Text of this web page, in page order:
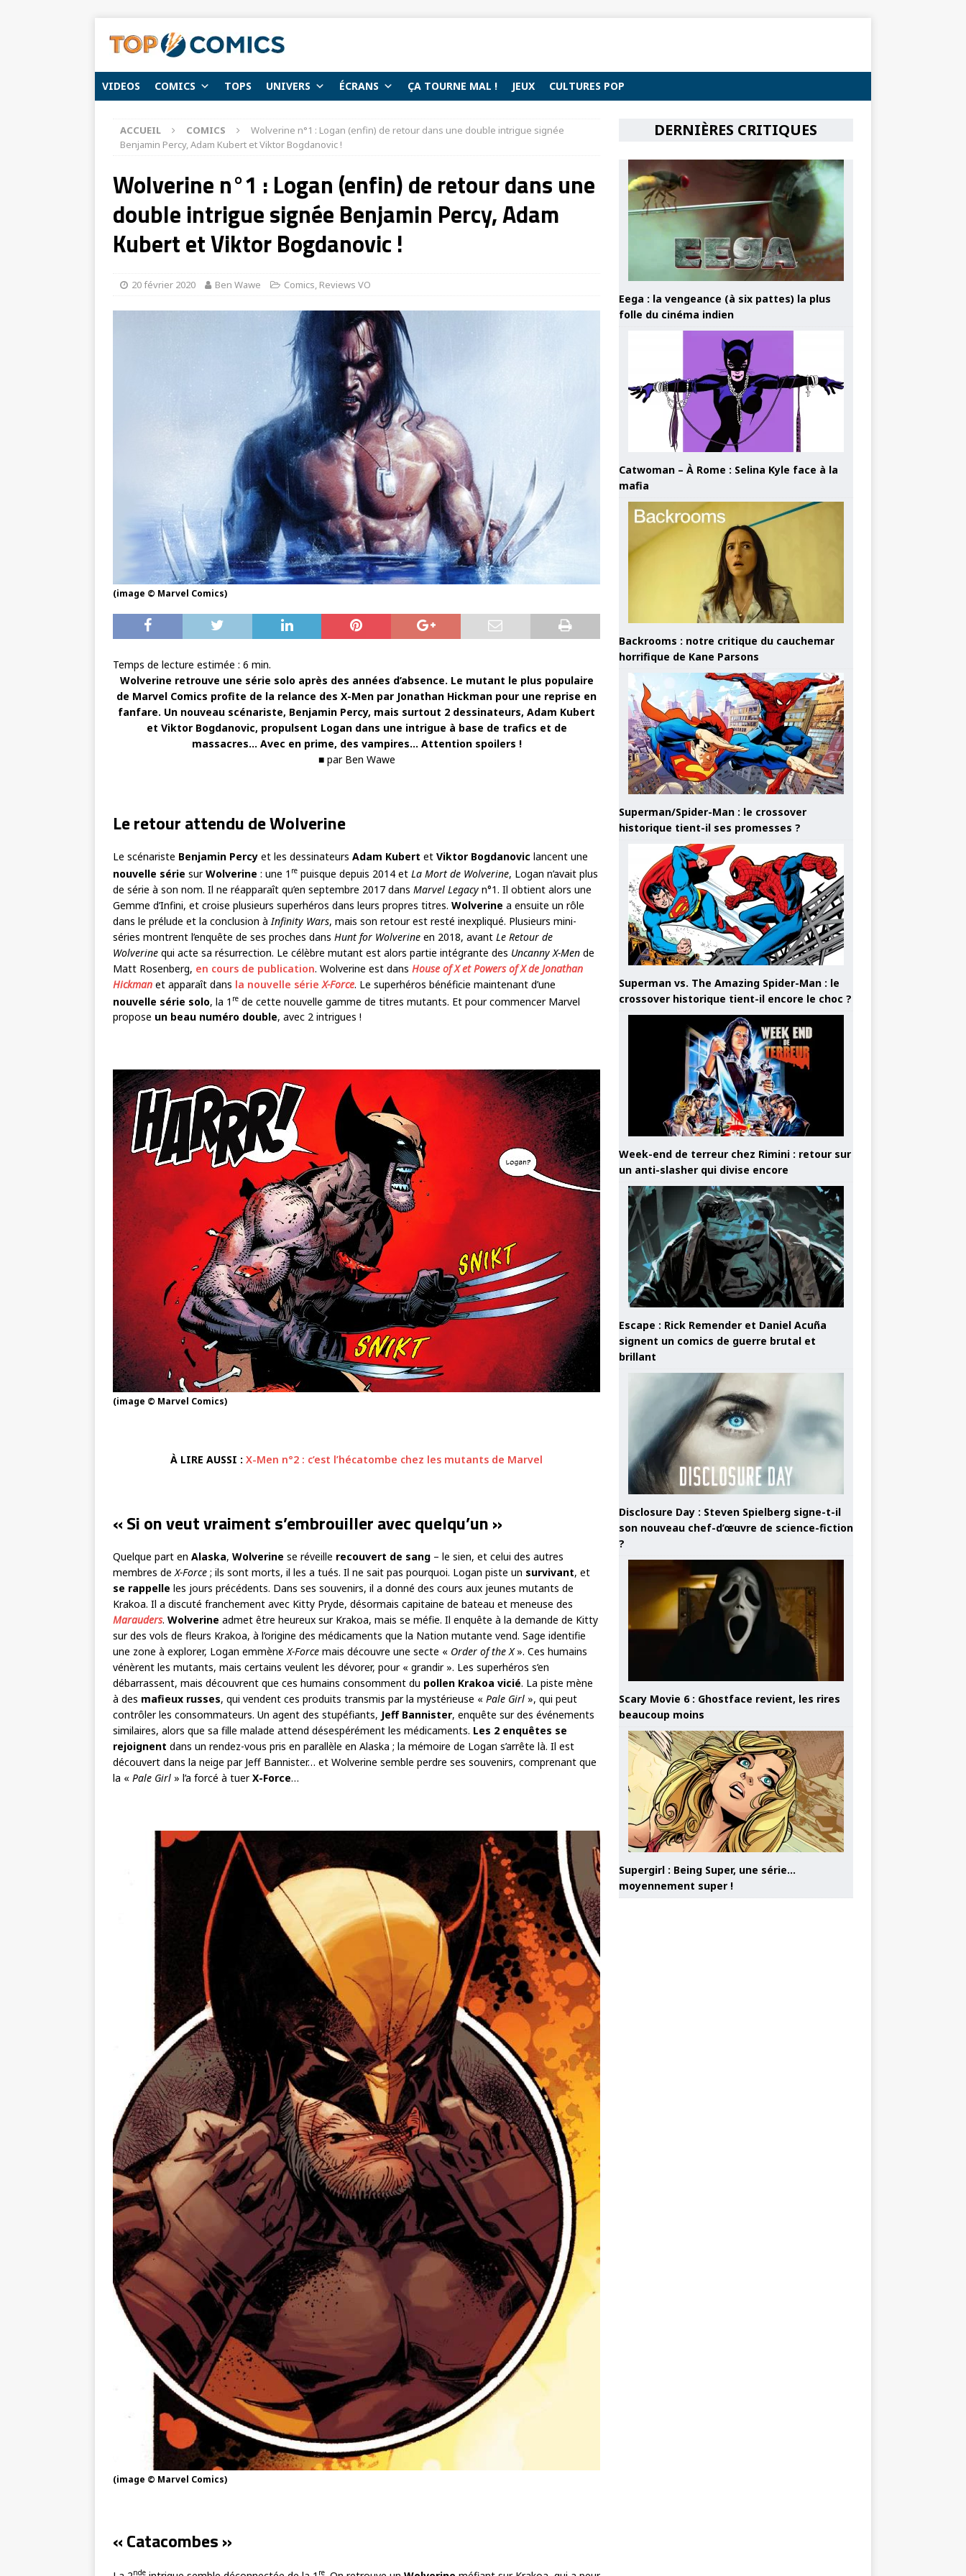
VIDEOS COMICS TOPS UNIVERS ÉCRANS ÇA TOURNE MAL ! JEUX CULTURES POP
ACCUEIL COMICS
Wolverine n°1 : Logan (enfin) de retour dans une double intrigue signée
Benjamin Percy, Adam Kubert et Viktor Bogdanovic !
Wolverine n°1 : Logan (enfin) de retour dans une
double intrigue signée Benjamin Percy, Adam
Kubert et Viktor Bogdanovic !
20 février 2020 Ben Wawe Comics, Reviews VO
(image © Marvel Comics)
Temps de lecture estimée : 6 min.
Wolverine retrouve une série solo après des années d’absence. Le mutant le plus populaire
de Marvel Comics profite de la relance des X-Men par Jonathan Hickman pour une reprise en
fanfare. Un nouveau scénariste, Benjamin Percy, mais surtout 2 dessinateurs, Adam Kubert
et Viktor Bogdanovic, propulsent Logan dans une intrigue à base de trafics et de
massacres… Avec en prime, des vampires… Attention spoilers !
■ par Ben Wawe
Le retour attendu de Wolverine
Le scénariste Benjamin Percy et les dessinateurs Adam Kubert et Viktor Bogdanovic lancent une
nouvelle série surWolverine : une 1 re puisque depuis 2014 et La Mort de Wolverine, Logan n’avait plus
de série à son nom. Il ne réapparaît qu’en septembre 2017 dans Marvel Legacy n°1. Il obtient alors une
Gemme d’Infini, et croise plusieurs superhéros dans leurs propres titres. Wolverine a ensuite un rôle
dans le prélude et la conclusion à Infinity Wars, mais son retour est resté inexpliqué. Plusieurs mini-
séries montrent l’enquête de ses proches dans Hunt for Wolverine en 2018, avant Le Retour de
Wolverine qui acte sa résurrection. Le célèbre mutant est alors partie intégrante des Uncanny X-Men de
Matt Rosenberg, en cours de publication. Wolverine est dans House of X et Powers of X de Jonathan
Hickman et apparaît dans la nouvelle série X-Force. Le superhéros bénéficie maintenant d’une
nouvelle série solo, la 1 re de cette nouvelle gamme de titres mutants. Et pour commencer Marvel
propose un beau numéro double, avec 2 intrigues !
(image © Marvel Comics)
À LIRE AUSSI : X-Men n°2 : c’est l’hécatombe chez les mutants de Marvel
« Si on veut vraiment s’embrouiller avec quelqu’un »
Quelque part en Alaska, Wolverine se réveille recouvert de sang – le sien, et celui des autres
membres deX-Force ; ils sont morts, il les a tués. Il ne sait pas pourquoi. Logan piste un survivant, et
se rappelle les jours précédents. Dans ses souvenirs, il a donné des cours aux jeunes mutants de
Krakoa. Il a discuté franchement avec Kitty Pryde, désormais capitaine de bateau et meneuse des
Marauders. Wolverine admet être heureux sur Krakoa, mais se méfie. Il enquête à la demande de Kitty
sur des vols de fleurs Krakoa, à l’origine des médicaments que la Nation mutante vend. Sage identifie
une zone à explorer, Logan emmèneX-Force mais découvre une secte « Order of the X». Ces humains
vénèrent les mutants, mais certains veulent les dévorer, pour « grandir ». Les superhéros s’en
débarrassent, mais découvrent que ces humains consomment du pollen Krakoa vicié. La piste mène
à des mafieux russes, qui vendent ces produits transmis par la mystérieuse « Pale Girl », qui peut
contrôler les consommateurs. Un agent des stupéfiants, Jeff Bannister, enquête sur des événements
similaires, alors que sa fille malade attend désespérément les médicaments. Les 2 enquêtes se
rejoignent dans un rendez-vous pris en parallèle en Alaska ; la mémoire de Logan s’arrête là. Il est
découvert dans la neige par Jeff Bannister… et Wolverine semble perdre ses souvenirs, comprenant que
la « Pale Girl » l’a forcé à tuerX-Force…
(image © Marvel Comics)
« Catacombes »
nde re
DERNIÈRES CRITIQUES
Eega : la vengeance (à six pattes) la plus
folle du cinéma indien
Catwoman – À Rome : Selina Kyle face à la
mafia
Backrooms : notre critique du cauchemar
horrifique de Kane Parsons
Superman/Spider-Man : le crossover
historique tient-il ses promesses ?
Superman vs. The Amazing Spider-Man : le
crossover historique tient-il encore le choc ?
Week-end de terreur chez Rimini : retour sur
un anti-slasher qui divise encore
Escape : Rick Remender et Daniel Acuña
signent un comics de guerre brutal et
brillant
Disclosure Day : Steven Spielberg signe-t-il
son nouveau chef-d’œuvre de science-fiction
?
Scary Movie 6 : Ghostface revient, les rires
beaucoup moins
Supergirl : Being Super, une série…
moyennement super !